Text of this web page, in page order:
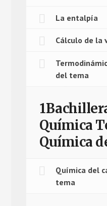
La entalpía
Cálculo de la
del tema
Química
Química
Química del
tema